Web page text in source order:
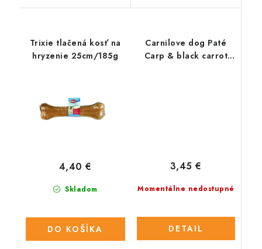
Trixie tlačená kosť na
hryzenie 25cm/185g
Skladom
4,40 €
DO KOŠÍKA
Carnilove dog Paté
Carp & black carrot
Momentálne nedostupné
3,45 €
DETAIL